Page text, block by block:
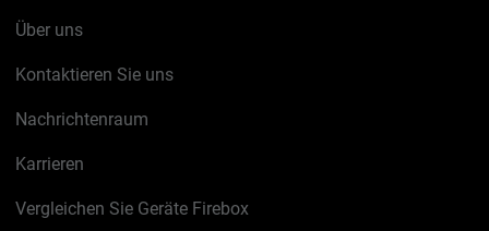
Über uns
Kontaktieren Sie uns
Nachrichtenraum
Karrieren
Vergleichen Sie Geräte Firebox